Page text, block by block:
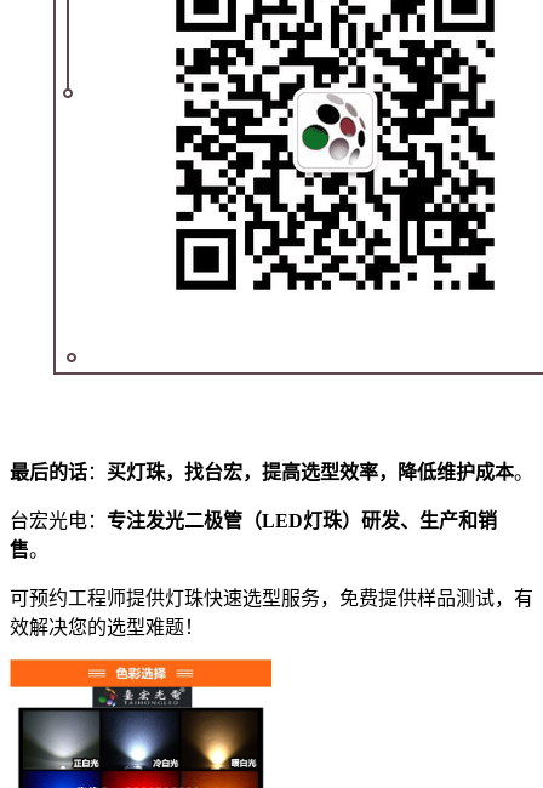
最后的话： 买灯珠，找台宏，提高选型效率，降低维护成本。
台宏光电： 专注发光二极管（LED灯珠）研发、生产和销
售。
可预约工程师提供灯珠快速选型服务，免费提供样品测试，有
效解决您的选型难题！